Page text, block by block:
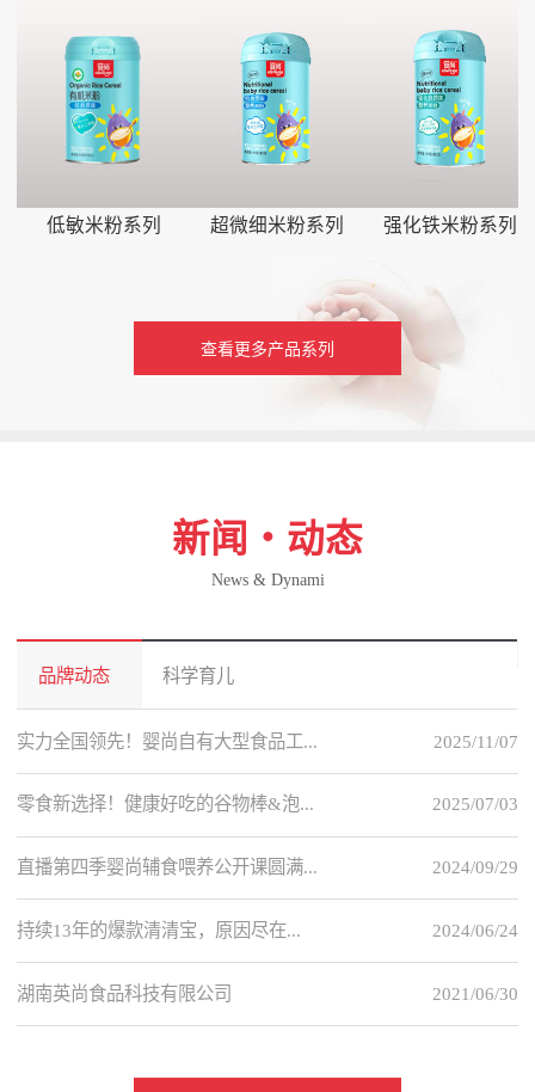
低敏米粉系列 超微细米粉系列 强化铁米粉系列
查看更多产品系列
新闻・动态
News & Dynami
品牌动态 科学育儿
2025/11/07
实力全国领先！婴尚自有大型食品工...
2025/07/03
零食新选择！健康好吃的谷物棒&泡...
2024/09/29
直播第四季婴尚辅食喂养公开课圆满...
2024/06/24
持续13年的爆款清清宝，原因尽在...
2021/06/30
湖南英尚食品科技有限公司